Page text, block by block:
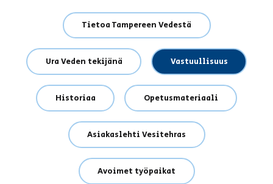
Tietoa Tampereen Vedestä
Ura Veden tekijänä Vastuullisuus
Historiaa Opetusmateriaali
Asiakaslehti Vesitehras
Avoimet työpaikat